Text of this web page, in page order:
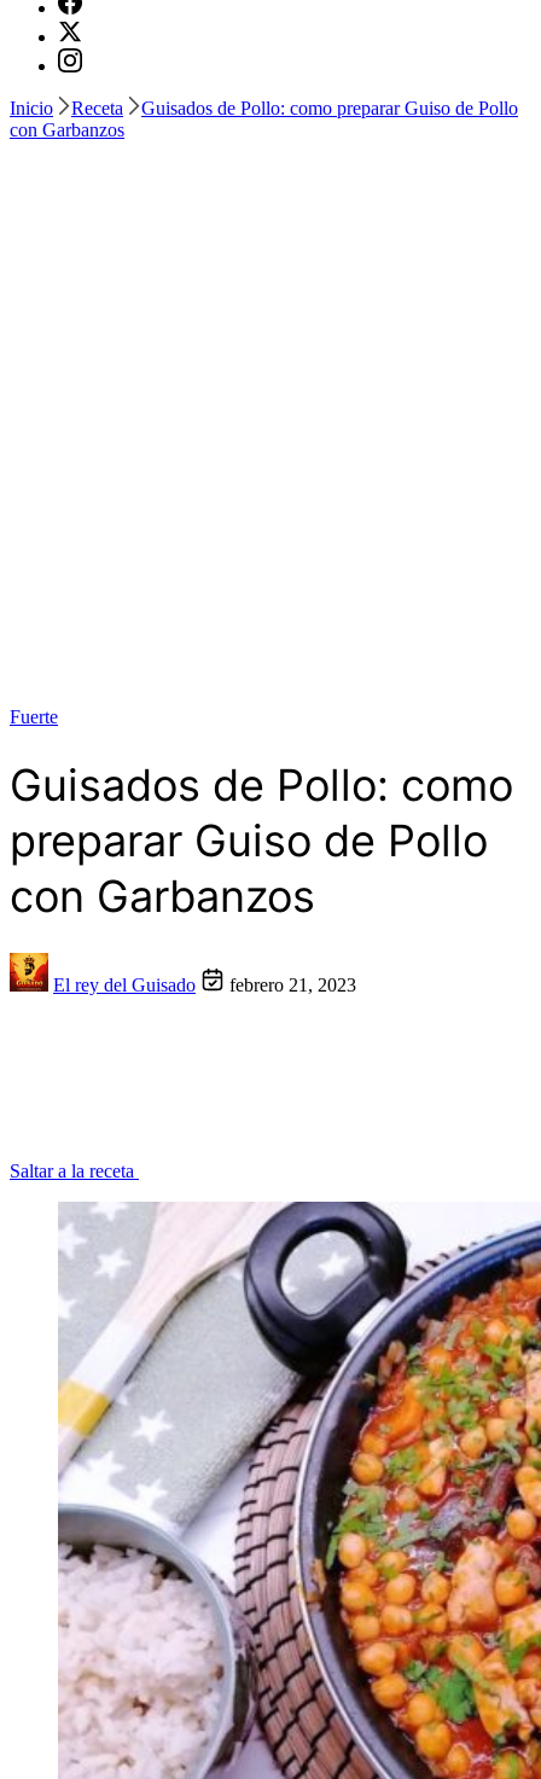
Inicio Receta
Guisados de Pollo: como preparar Guiso de Pollo
con Garbanzos
Fuerte
Guisados de Pollo: como
preparar Guiso de Pollo
con Garbanzos
El rey del Guisado febrero 21, 2023
Saltar a la receta